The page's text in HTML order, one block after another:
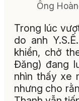
Ông
Trong lúc
do anh
khiển, chở
Đăng) đang
nhìn thấy xe
nhưng cho